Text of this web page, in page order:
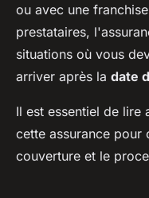
ou avec une
prestataires,
situations où vous
arriver après la date
Il est essentiel de lire
cette assurance pour
couverture et le